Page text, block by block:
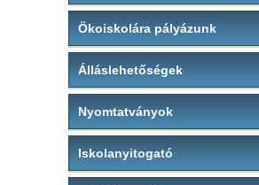
Ökoiskolára pályázunk
Álláslehetőségek
Nyomtatványok
Iskolanyitogató